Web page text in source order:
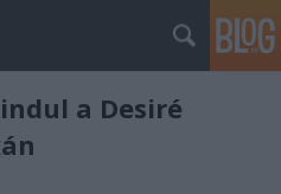
a Desiré